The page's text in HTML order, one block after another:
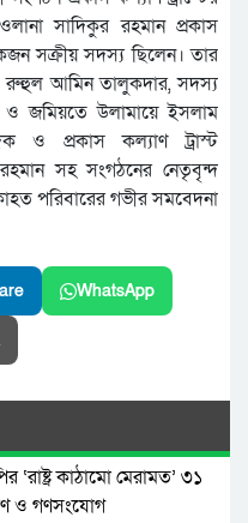
সাদিকুর রহমান প্রকাস
সক্রীয় সদস্য ছিলেন। তার
রুহুল আমিন তালুকদার, সদস্য
জমিয়তে উলামায়ে ইসলাম
ও প্রকাস কল্যাণ ট্রাস্ট
সহ সংগঠনের নেতৃবৃন্দ
পরিবারের গভীর সমবেদনা
WhatsApp
‘রাষ্ট্র কাঠামো মেরামত’ ৩১
ও গণসংযোগ